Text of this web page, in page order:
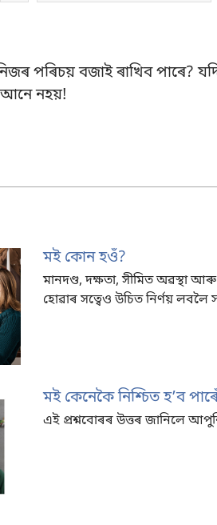
পৰিচয় বজাই ৰাখিব পাৰে?
আনে নহয়!
মই কোন হওঁ?
মানদণ্ড, দক্ষতা, সীমিত অৱস্থা
হোৱাৰ সত্বেও উচিত নিৰ্ণয় লবলৈ
মই কেনেকৈ নিশ্চিত হʼব
এই প্ৰশ্নবোৰৰ উত্তৰ জানিলে